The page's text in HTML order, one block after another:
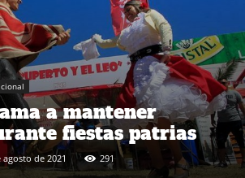
a mantener
fiestas patrias
agosto de 2021 291